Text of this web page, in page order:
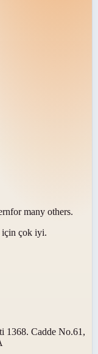
for many others.
için çok iyi.
1368. Cadde No.61,